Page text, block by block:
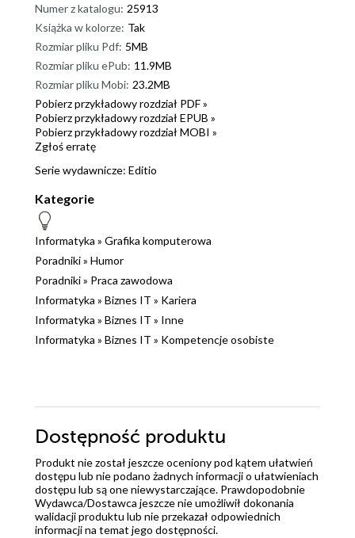
Numer z katalogu: 25913
Książka w kolorze: Tak
Rozmiar pliku Pdf: 5MB
Rozmiar pliku ePub: 11.9MB
Rozmiar pliku Mobi: 23.2MB
Pobierz przykładowy rozdział PDF »
Pobierz przykładowy rozdział EPUB »
Pobierz przykładowy rozdział MOBI »
Zgłoś erratę
Serie wydawnicze: Editio
Kategorie
Informatyka » Grafika komputerowa
Poradniki» Humor
Poradniki» Praca zawodowa
Informatyka » Biznes IT » Kariera
Informatyka » Biznes IT » Inne
Informatyka » Biznes IT » Kompetencje osobiste
Dostępność produktu
Produkt nie został jeszcze oceniony pod kątem ułatwień
dostępu lub nie podano żadnych informacji o ułatwieniach
dostępu lub są one niewystarczające. Prawdopodobnie
Wydawca/Dostawca jeszcze nie umożliwił dokonania
walidacji produktu lub nie przekazał odpowiednich
informacji na temat jego dostępności.